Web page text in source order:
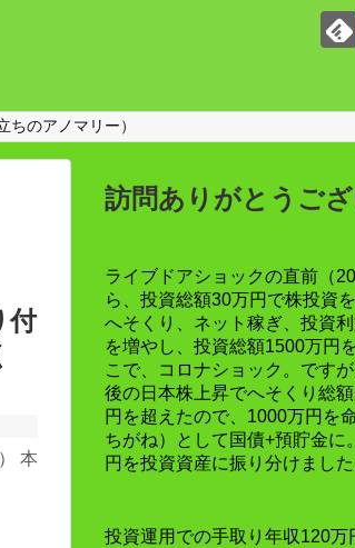
のアノマリー）
付
本
訪問ありがとうご
ライブドアショックの直前（
ら、投資総額30万円で株投資を
へそくり、ネット稼ぎ、投資
を増やし、投資総額1500万円
こで、コロナショック。です
後の日本株上昇でへそくり総
円を超えたので、1000万円を
ちがね）として国債+預貯金に
円を投資資産に振り分けました
投資運用での手取り年収120万